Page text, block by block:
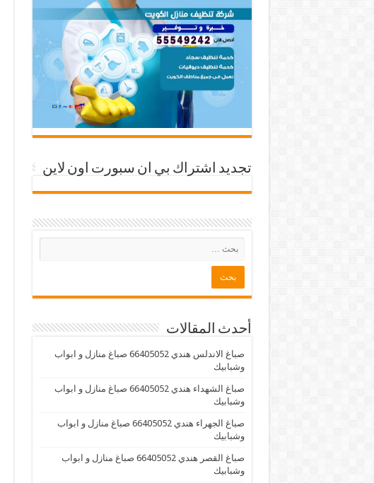
تجديد اشتراك بي ان سبورت اون لاين
أحدث المقالات
صباغ الاندلس هندي 66405052 صباغ منازل و ابواب
وشبابيك
صباغ الشهداء هندي 66405052 صباغ منازل و ابواب
وشبابيك
صباغ الجهراء هندي 66405052 صباغ منازل و ابواب
وشبابيك
صباغ القصر هندي 66405052 صباغ منازل و ابواب
وشبابيك